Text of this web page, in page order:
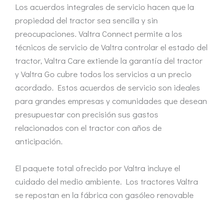
Los acuerdos integrales de servicio hacen que la
propiedad del tractor sea sencilla y sin
preocupaciones. Valtra Connect permite a los
técnicos de servicio de Valtra controlar el estado del
tractor, Valtra Care extiende la garantía del tractor
y Valtra Go cubre todos los servicios a un precio
acordado. Estos acuerdos de servicio son ideales
para grandes empresas y comunidades que desean
presupuestar con precisión sus gastos
relacionados con el tractor con años de
anticipación.
El paquete total ofrecido por Valtra incluye el
cuidado del medio ambiente. Los tractores Valtra
se repostan en la fábrica con gasóleo renovable